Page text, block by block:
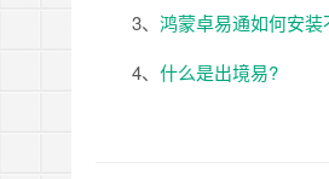
3、 鸿蒙卓易通如何安装
4、 什么是出境易?